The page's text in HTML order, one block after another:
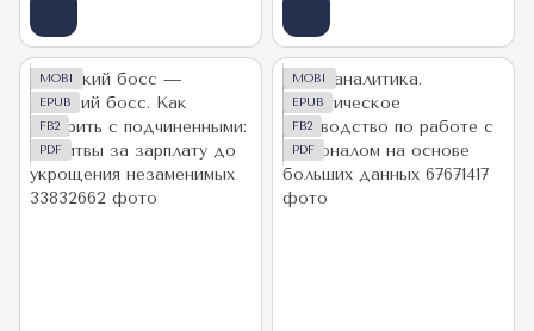
MOBI
EPUB
FB2
PDF
MOBI
EPUB
FB2
PDF